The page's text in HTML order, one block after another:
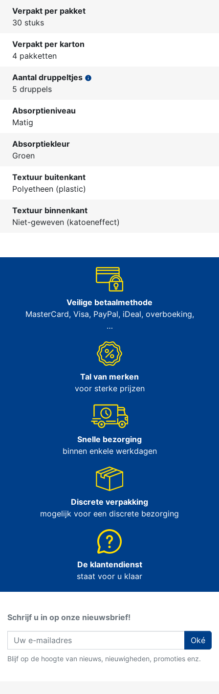
Verpakt per pakket
30 stuks
Verpakt per karton
4 pakketten
Aantal druppeltjes info
5 druppels
Absorptieniveau
Matig
Absorptiekleur
Groen
Textuur buitenkant
Polyetheen (plastic)
Textuur binnenkant
Niet-geweven (katoeneffect)
Veilige betaalmethode
MasterCard, Visa, PayPal, iDeal, overboeking,
…
Tal van merken
voor sterke prijzen
Snelle bezorging
binnen enkele werkdagen
Discrete verpakking
mogelijk voor een discrete bezorging
De klantendienst
staat voor u klaar
Schrijf u in op onze nieuwsbrief!
Oké
Blijf op de hoogte van nieuws, nieuwigheden, promoties enz.